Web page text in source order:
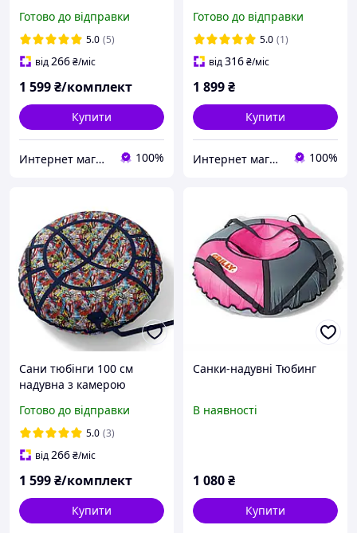
плюшка-
ватрушка.таблетка.
санки. крижанка.гірок пвх
санки-ледянка
Готово до відправки
5.0 (5)
від266₴/міс
1 599₴/комплект
Купити
Интернет магазин Extrime.as 100%
плюшка-таблетка
дівчинка.хлопчик.санки.
Готово до відправки
5.0 (1)
від316₴/міс
1 899₴
Купити
Интернет магазин Extrime.as 100%
Сани тюбінги 100 см
надувна з камерою
ватрушка.санки снігу сані
крижанка гірок комплект
ватрушка ледянка
понччік
Готово до відправки
5.0 (3)
від266₴/міс
1 599₴/комплект
Купити
Санки-надувні Тюбинг
В наявності
1 080₴
Купити